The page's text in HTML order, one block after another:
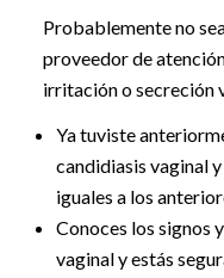
Probablemente no
proveedor de
irritación o secreción
Ya tuviste
candidiasis vaginal
iguales a los
Conoces los signos
vaginal y estás